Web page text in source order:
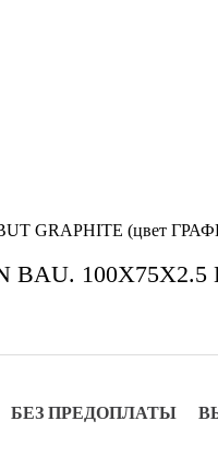
BUT GRAPHITE (цвет
BAU.
БЕЗ ПРЕДОПЛАТЫ